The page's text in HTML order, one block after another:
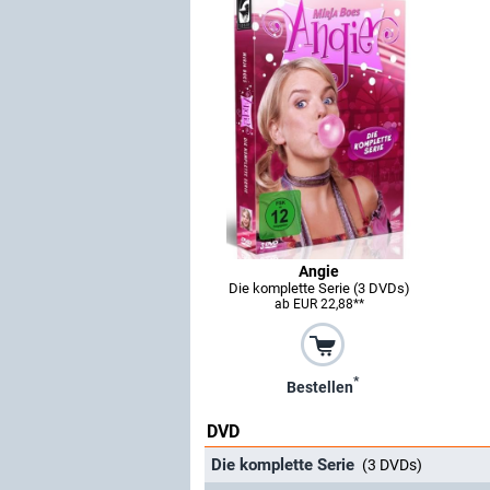
Angie
Die komplette Serie (3 DVDs)
ab EUR 22,88**
Bestellen*
DVD
Die komplette Serie (3 DVDs)